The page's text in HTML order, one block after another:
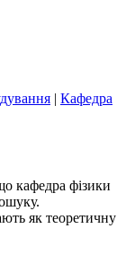
| Кафедра
кафедра фізики
як теоретичну